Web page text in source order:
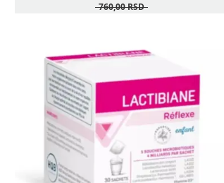
760,00RSD